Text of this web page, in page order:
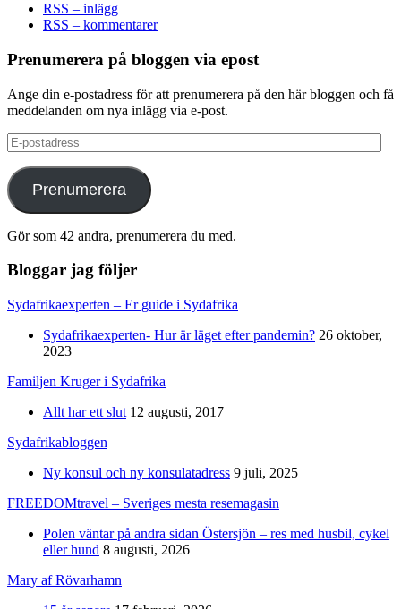
RSS – inlägg
RSS – kommentarer
Prenumerera på bloggen via epost
Ange din e-postadress för att prenumerera på den här bloggen och få
meddelanden om nya inlägg via e-post.
E-
postadress
Prenumerera
Gör som 42 andra, prenumerera du med.
Bloggar jag följer
Sydafrikaexperten – Er guide i Sydafrika
Sydafrikaexperten- Hur är läget efter pandemin? 26 oktober,
2023
Familjen Kruger i Sydafrika
Allt har ett slut 12 augusti, 2017
Sydafrikabloggen
Ny konsul och ny konsulatadress 9 juli, 2025
FREEDOMtravel – Sveriges mesta resemagasin
Polen väntar på andra sidan Östersjön – res med husbil, cykel
eller hund 8 augusti, 2026
Mary af Rövarhamn